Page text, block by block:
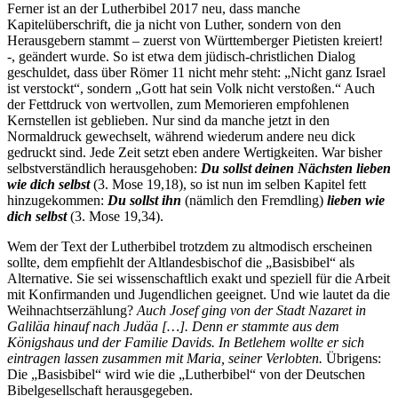
Ferner ist an der Lutherbibel 2017 neu, dass manche
Kapitelüberschrift, die ja nicht von Luther, sondern von den
Herausgebern stammt – zuerst von Württemberger Pietisten kreiert!
-, geändert wurde. So ist etwa dem jüdisch-christlichen Dialog
geschuldet, dass über Römer 11 nicht mehr steht: „Nicht ganz Israel
ist verstockt“, sondern „Gott hat sein Volk nicht verstoßen.“ Auch
der Fettdruck von wertvollen, zum Memorieren empfohlenen
Kernstellen ist geblieben. Nur sind da manche jetzt in den
Normaldruck gewechselt, während wiederum andere neu dick
gedruckt sind. Jede Zeit setzt eben andere Wertigkeiten. War bisher
selbstverständlich herausgehoben: Du sollst deinen Nächsten lieben
wie dich selbst(3. Mose 19,18), so ist nun im selben Kapitel fett
hinzugekommen: Du sollst ihn (nämlich den Fremdling) lieben wie
dich selbst(3. Mose 19,34).
Wem der Text der Lutherbibel trotzdem zu altmodisch erscheinen
sollte, dem empfiehlt der Altlandesbischof die „Basisbibel“ als
Alternative. Sie sei wissenschaftlich exakt und speziell für die Arbeit
mit Konfirmanden und Jugendlichen geeignet. Und wie lautet da die
Weihnachtserzählung? Auch Josef ging von der Stadt Nazaret in
Galiläa hinauf nach Judäa […]. Denn er stammte aus dem
Königshaus und der Familie Davids. In Betlehem wollte er sich
eintragen lassen zusammen mit Maria, seiner Verlobten. Übrigens:
Die „Basisbibel“ wird wie die „Lutherbibel“ von der Deutschen
Bibelgesellschaft herausgegeben.